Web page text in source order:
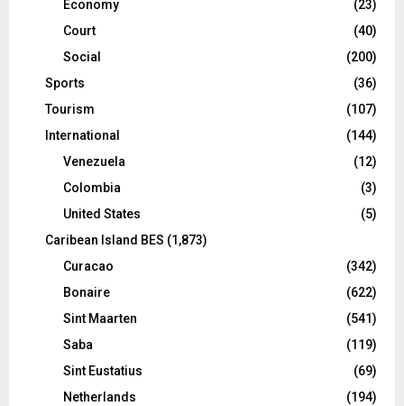
Economy
(23)
Court
(40)
Social
(200)
Sports
(36)
Tourism
(107)
International
(144)
Venezuela
(12)
Colombia
(3)
United States
(5)
Caribean Island BES (1,873)
Curacao
(342)
Bonaire
(622)
Sint Maarten
(541)
Saba
(119)
Sint Eustatius
(69)
Netherlands
(194)